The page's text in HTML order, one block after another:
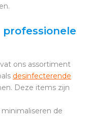
ons assortiment
desinfecterende
Deze items zijn
de